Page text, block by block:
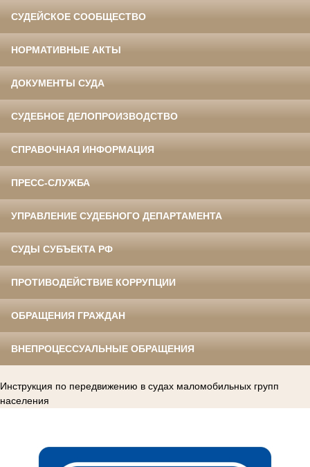
СУДЕЙСКОЕ СООБЩЕСТВО
НОРМАТИВНЫЕ АКТЫ
ДОКУМЕНТЫ СУДА
СУДЕБНОЕ ДЕЛОПРОИЗВОДСТВО
СПРАВОЧНАЯ ИНФОРМАЦИЯ
ПРЕСС-СЛУЖБА
УПРАВЛЕНИЕ СУДЕБНОГО ДЕПАРТАМЕНТА
СУДЫ СУБЪЕКТА РФ
ПРОТИВОДЕЙСТВИЕ КОРРУПЦИИ
ОБРАЩЕНИЯ ГРАЖДАН
ВНЕПРОЦЕССУАЛЬНЫЕ ОБРАЩЕНИЯ
Инструкция по передвижению в судах маломобильных групп
населения